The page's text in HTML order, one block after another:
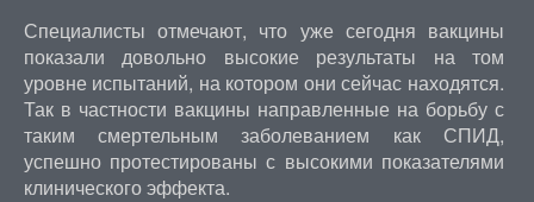
Специалисты отмечают, что уже сегодня вакцины
показали довольно высокие результаты на том
уровне испытаний, на котором они сейчас находятся.
Так в частности вакцины направленные на борьбу с
таким смертельным заболеванием как СПИД,
успешно протестированы с высокими показателями
клинического эффекта.